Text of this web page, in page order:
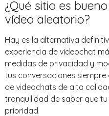
¿Qué sitio es
vídeo aleatorio?
Hay es la alternativa
experiencia de videochat
medidas de privacidad y
tus conversaciones
de videochats de alta
tranquilidad de saber que
prioridad.